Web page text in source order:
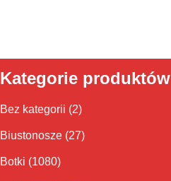
Kategorie produktów
Bez kategorii (2)
Biustonosze (27)
Botki (1080)